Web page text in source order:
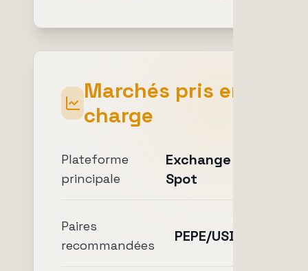
Marchés pris en
charge
Plateforme
principale
Exchange
Spot
Paires
recommandées
PEPE/USDC